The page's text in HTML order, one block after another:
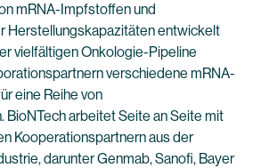
mRNA-Impfstoffen und
Herstellungskapazitäten entwickelt
vielfältigen Onkologie-Pipeline
verschiedene mRNA-
eine Reihe von
BioNTech arbeitet Seite an Seite mit
Kooperationspartnern aus der
darunter Genmab, Sanofi, Bayer